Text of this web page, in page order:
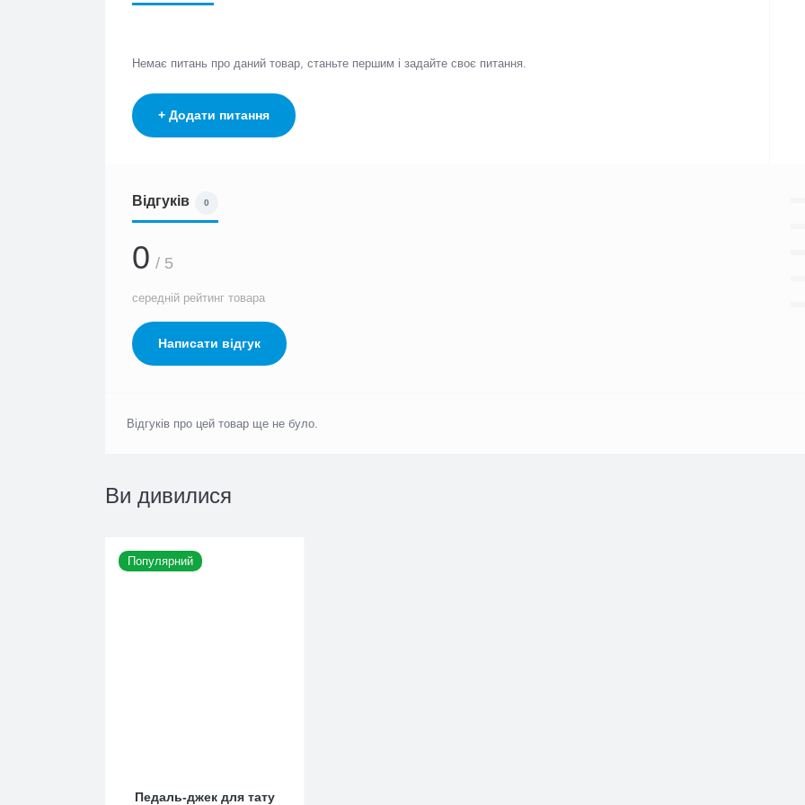
Немає питань про даний товар, станьте першим і задайте своє питання.
+ Додати питання
Відгуків
0 / 5
середній рейтинг товара
Написати відгук
Відгуків про цей товар ще не було.
Ви дивилися
Популярний